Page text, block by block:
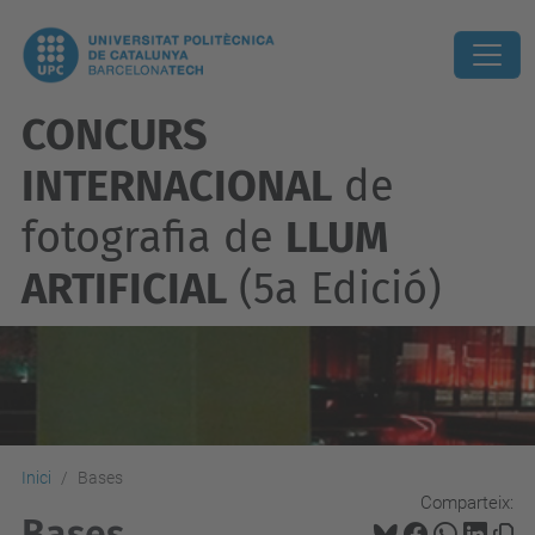
CONCURS
INTERNACIONAL de
fotografia de LLUM
ARTIFICIAL (5a Edició)
Inici Bases
Comparteix: